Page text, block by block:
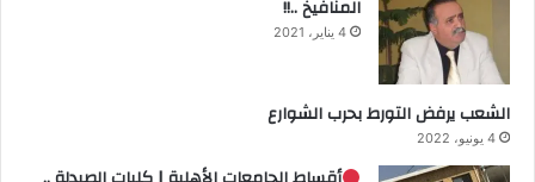
المنافيخ ..!!
4 يناير، 2021
الشعب يرفض التورط بحرب الشوارع
4 يونيو، 2022